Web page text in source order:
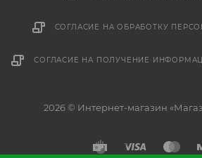
СОГЛАСИЕ НА ОБРАБОТКУ
СОГЛАСИЕ НА ПОЛУЧЕНИЕ
2026 © Интернет-магазин